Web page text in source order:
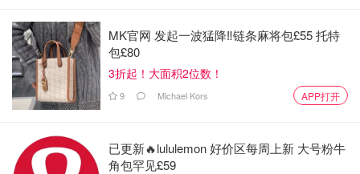
MK官网 发起一波猛降‼️链条麻将包£55 托特
包£80
3折起！大面积2位数！
9 Michael Kors APP打开
已更新🔥lululemon 好价区每周上新 大号粉牛
角包罕见£59